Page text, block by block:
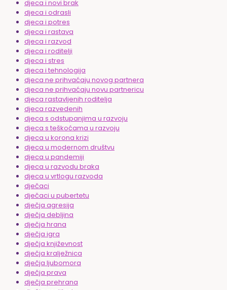
djeca i novi brak
djeca i odrasli
djeca i potres
djeca i rastava
djeca i razvod
djeca i roditelji
djeca i stres
djeca i tehnologija
djeca ne prihvaćaju novog partnera
djeca ne prihvaćaju novu partnericu
djeca rastavljenih roditelja
djeca razvedenih
djeca s odstupanjima u razvoju
djeca s teškoćama u razvoju
djeca u korona krizi
djeca u modernom društvu
djeca u pandemiji
djeca u razvodu braka
djeca u vrtlogu razvoda
dječaci
dječaci u pubertetu
dječja agresija
dječja debljina
dječja hrana
dječja igra
dječja književnost
dječja kralježnica
dječja ljubomora
dječja prava
dječja prehrana